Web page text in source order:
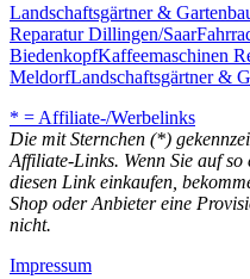
Landschaftsgärtner &
Reparatur Dillingen/Saar
BiedenkopfKaffeemaschinen
MeldorfLandschaftsgärtner &
* = Affiliate-/Werbelinks
Die mit Sternchen (*)
Affiliate-Links. Wenn Sie auf
diesen Link einkaufen,
Shop oder Anbieter eine
nicht.
Impressum